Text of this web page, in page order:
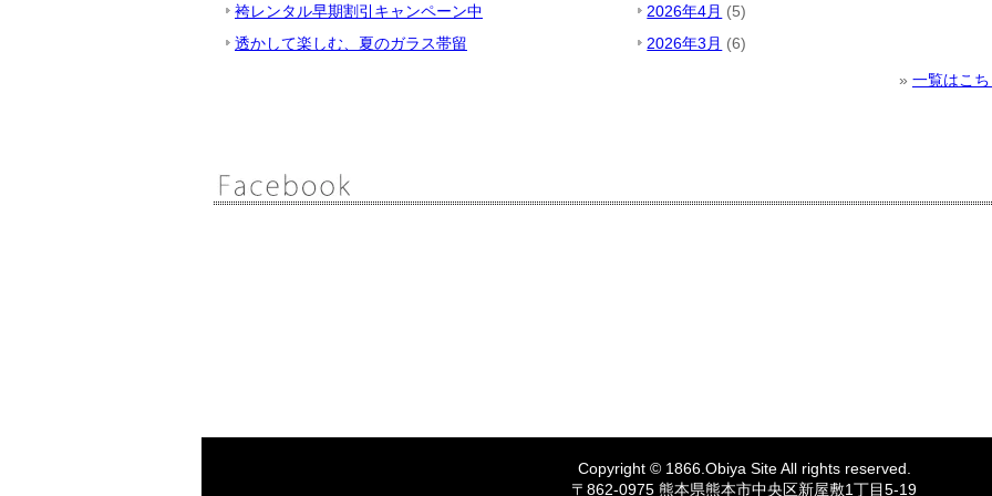
袴レンタル早期割引キャンペーン中
透かして楽しむ、夏のガラス帯留
2026年4月 (5)
2026年3月 (6)
» 一覧はこ
Copyright © 1866. Obiya Site All rights reserved.
〒862-0975 熊本県熊本市中央区新屋敷1丁目5-19